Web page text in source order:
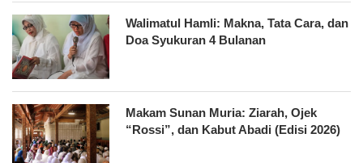
Walimatul Hamli: Makna, Tata Cara, dan
Doa Syukuran 4 Bulanan
Makam Sunan Muria: Ziarah, Ojek
“Rossi”, dan Kabut Abadi (Edisi 2026)